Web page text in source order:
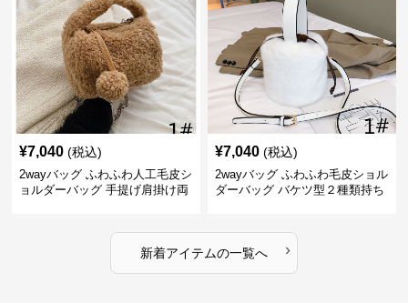
¥7,040 (税込)
2wayバッグ ふわふわ人工毛皮シ
ョルダーバッグ 手提げ肩掛け両
¥7,040 (税込)
2wayバッグ ふわふわ毛皮ショル
ダーバッグ バケツ型２種類持ち
新着アイテムの一覧へ ›